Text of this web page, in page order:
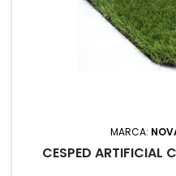
MARCA:
CESPED ARTIFICIAL